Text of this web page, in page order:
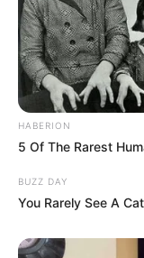
HABERION
5 Of The Rarest
BUZZ DAY
You Rarely See A